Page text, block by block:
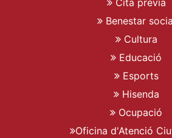
Benestar
Cultura
Educació
Esports
Hisenda
Ocupació
Oficina d'Atenció